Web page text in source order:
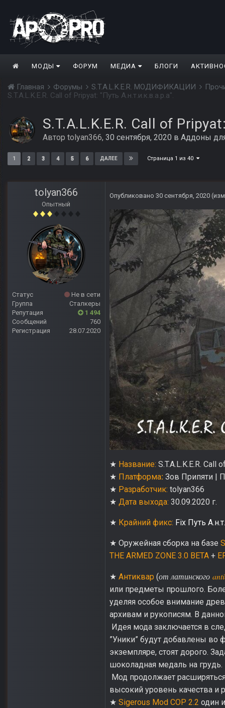
МОДЫ ФОРУМ МЕДИА БЛОГИ
Главная Форумы S.T.A.L.K.E.R. МОДИФИКАЦИИ
S.T.A.L.K.E.R. Call of Pripyat: "Путь А.н.т.и.к.в.а.р.а".
S.T.A.L.K.E.R. Call of
Автор tolyan366, 30 сентября, 2020 в Аддоны
1 2 3 4 5 6 ДАЛЕЕ Страница 1 из 40
tolyan366
Опытный
Статус
Не в сети
Группа
Сталкеры
Репутация
1 494
Сообщений
760
Регистрация
28.07.2020
Опубликовано 30 сентября, 2020
★ Название: S.T.A.L.K.E.R. Call
★ Платформа: Зов Припяти |
★ Разработчик: tolyan366
★ Дата выхода: 30.09.2020 г.
★ Крайний фикс: Fix Путь
★ Оружейная сборка на базе
THE ARMED ZONE 3.0 BETA +
★ Антиквар (от латинского
или предметы прошлого.
уделяя особое внимание
архивам и рукописям. В
Идея мода заключается в
”Уники” будут добавлены во
экземпляре, стоят дорого.
шоколадная медаль на грудь.
Мод продолжает
высокий уровень качества и
★ Sigerous Mod COP 2.2 один